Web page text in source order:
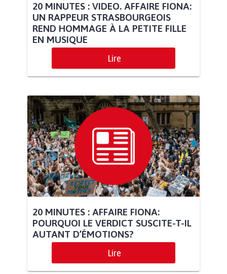
20 MINUTES : VIDEO. AFFAIRE FIONA:
UN RAPPEUR STRASBOURGEOIS
REND HOMMAGE À LA PETITE FILLE
EN MUSIQUE
Lire
20 MINUTES : AFFAIRE FIONA:
POURQUOI LE VERDICT SUSCITE-T-IL
AUTANT D’ÉMOTIONS?
Lire